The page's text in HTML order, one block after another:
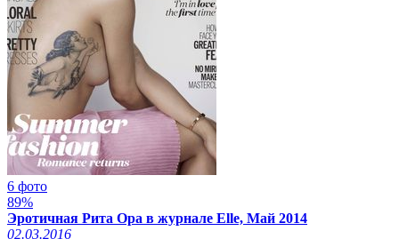
6 фото
89%
Эротичная Рита Ора в журнале Elle, Май 2014
02.03.2016